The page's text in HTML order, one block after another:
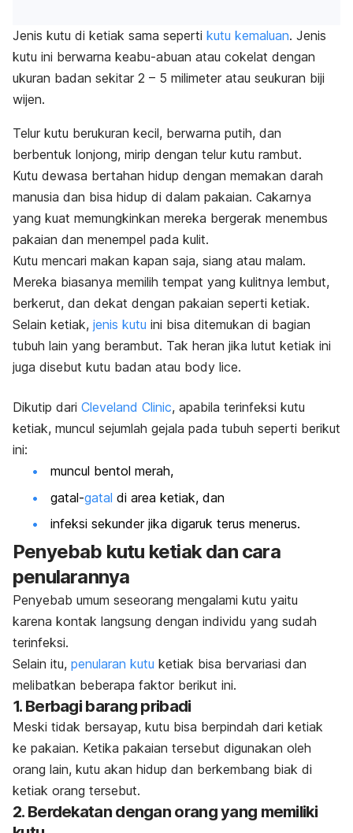
Jenis kutu di ketiak sama seperti kutu kemaluan. Jenis
kutu ini berwarna keabu-abuan atau cokelat dengan
ukuran badan sekitar 2 – 5 milimeter atau seukuran biji
wijen.
Telur kutu berukuran kecil, berwarna putih, dan
berbentuk lonjong, mirip dengan telur kutu rambut.
Kutu dewasa bertahan hidup dengan memakan darah
manusia dan bisa hidup di dalam pakaian. Cakarnya
yang kuat memungkinkan mereka bergerak menembus
pakaian dan menempel pada kulit.
Kutu mencari makan kapan saja, siang atau malam.
Mereka biasanya memilih tempat yang kulitnya lembut,
berkerut, dan dekat dengan pakaian seperti ketiak.
Selain ketiak, jenis kutu ini bisa ditemukan di bagian
tubuh lain yang berambut. Tak heran jika lutut ketiak ini
juga disebut kutu badan atau body lice.
Dikutip dari Cleveland Clinic, apabila terinfeksi kutu
ketiak, muncul sejumlah gejala pada tubuh seperti berikut
ini:
muncul bentol merah,
gatal-gatal di area ketiak, dan
infeksi sekunder jika digaruk terus menerus.
Penyebab kutu ketiak dan cara
penularannya
Penyebab umum seseorang mengalami kutu yaitu
karena kontak langsung dengan individu yang sudah
terinfeksi.
Selain itu, penularan kutu ketiak bisa bervariasi dan
melibatkan beberapa faktor berikut ini.
1. Berbagi barang pribadi
Meski tidak bersayap, kutu bisa berpindah dari ketiak
ke pakaian. Ketika pakaian tersebut digunakan oleh
orang lain, kutu akan hidup dan berkembang biak di
ketiak orang tersebut.
2. Berdekatan dengan orang yang memiliki